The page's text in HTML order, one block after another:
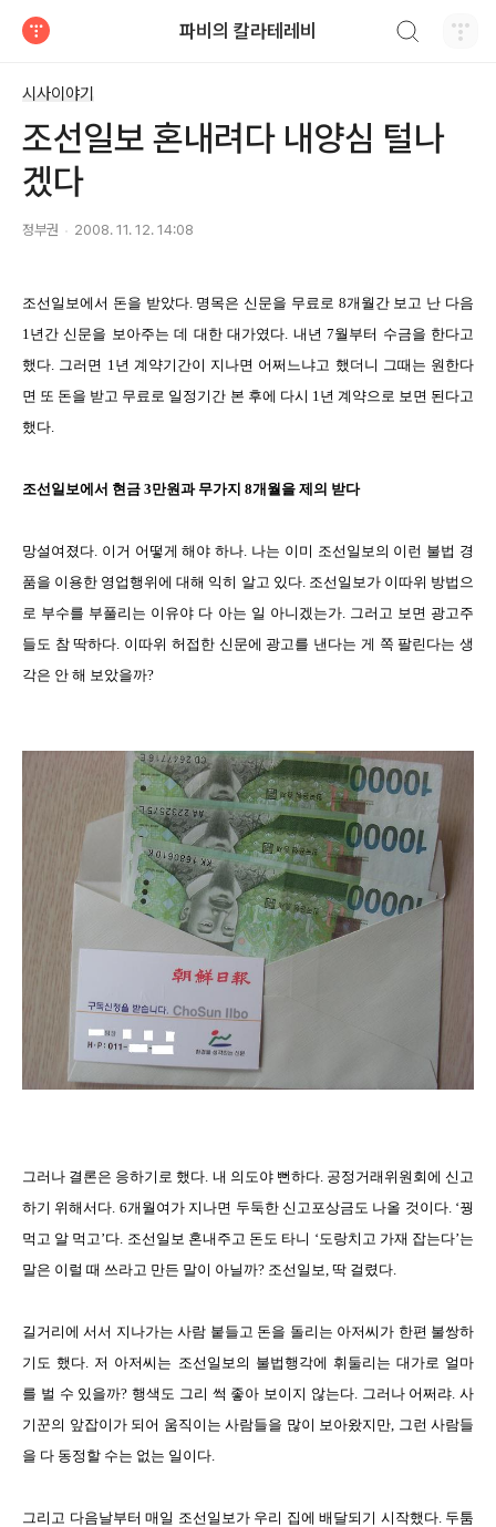
파비의 칼라테레비
시사이야기
조선일보 혼내려다 내양심 털나
겠다
정부권 2008. 11. 12. 14:08
조선일보에서 돈을 받았다. 명목은 신문을 무료로 8개월간 보고 난 다음
1년간 신문을 보아주는 데 대한 대가였다. 내년 7월부터 수금을 한다고
했다. 그러면 1년 계약기간이 지나면 어쩌느냐고 했더니 그때는 원한다
면 또 돈을 받고 무료로 일정기간 본 후에 다시 1년 계약으로 보면 된다고
했다.
조선일보에서 현금 3만원과 무가지 8개월을 제의 받다
망설여졌다. 이거 어떻게 해야 하나. 나는 이미 조선일보의 이런 불법 경
품을 이용한 영업행위에 대해 익히 알고 있다. 조선일보가 이따위 방법으
로 부수를 부풀리는 이유야 다 아는 일 아니겠는가. 그러고 보면 광고주
들도 참 딱하다. 이따위 허접한 신문에 광고를 낸다는 게 쪽 팔린다는 생
각은 안 해 보았을까?
그러나 결론은 응하기로 했다. 내 의도야 뻔하다. 공정거래위원회에 신고
하기 위해서다. 6개월여가 지나면 두둑한 신고포상금도 나올 것이다. ‘꿩
먹고 알 먹고’다. 조선일보 혼내주고 돈도 타니 ‘도랑치고 가재 잡는다’는
말은 이럴 때 쓰라고 만든 말이 아닐까? 조선일보, 딱 걸렸다.
길거리에 서서 지나가는 사람 붙들고 돈을 돌리는 아저씨가 한편 불쌍하
기도 했다. 저 아저씨는 조선일보의 불법행각에 휘둘리는 대가로 얼마
를 벌 수 있을까? 행색도 그리 썩 좋아 보이지 않는다. 그러나 어쩌랴. 사
기꾼의 앞잡이가 되어 움직이는 사람들을 많이 보아왔지만, 그런 사람들
을 다 동정할 수는 없는 일이다.
그리고 다음날부터 매일 조선일보가 우리 집에 배달되기 시작했다. 두툼